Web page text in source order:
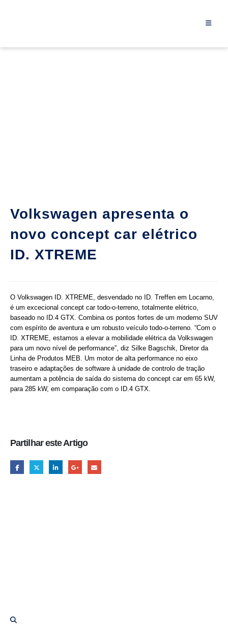
Volkswagen apresenta o
novo concept car elétrico
ID. XTREME
O Volkswagen ID. XTREME, desvendado no ID. Treffen em Locarno,
é um excecional concept car todo-o-terreno, totalmente elétrico,
baseado no ID.4 GTX. Combina os pontos fortes de um moderno SUV
com espírito de aventura e um robusto veículo todo-o-terreno. “Com o
ID. XTREME, estamos a elevar a mobilidade elétrica da Volkswagen
para um novo nível de performance”, diz Silke Bagschik, Diretor da
Linha de Produtos MEB. Um motor de alta performance no eixo
traseiro e adaptações de software à unidade de controlo de tração
aumentam a potência de saída do sistema do concept car em 65 kW,
para 285 kW, em comparação com o ID.4 GTX.
Partilhar este Artigo